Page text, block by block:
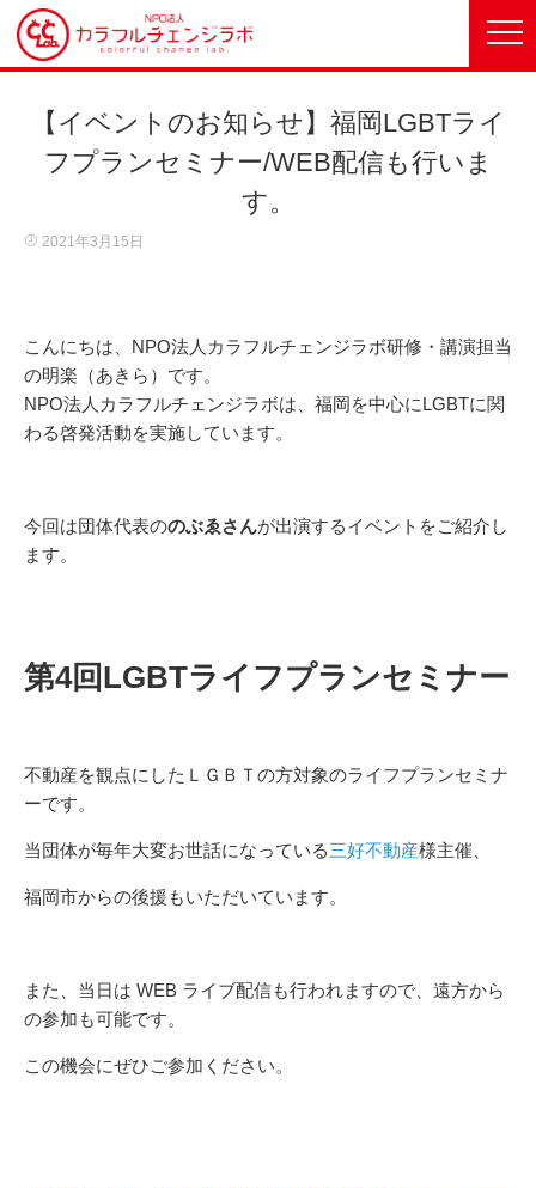
【イベントのお知らせ】福岡LGBTライ
フプランセミナー/WEB配信も行いま
す。
2021年3月15日
こんにちは、NPO法人カラフルチェンジラボ研修・講演担当
の明楽（あきら）です。
NPO法人カラフルチェンジラボは、福岡を中心にLGBTに関
わる啓発活動を実施しています。
今回は団体代表ののぶゑさんが出演するイベントをご紹介し
ます。
第4回LGBTライフプランセミナー
不動産を観点にしたＬＧＢＴの方対象のライフプランセミナ
ーです。
当団体が毎年大変お世話になっている三好不動産様主催、
福岡市からの後援もいただいています。
また、当日は WEB ライブ配信も行われますので、遠方から
の参加も可能です。
この機会にぜひご参加ください。